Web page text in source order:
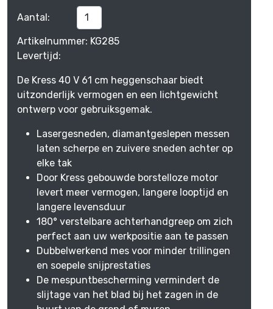
Aantal:
Artikelnummer: KG285
Levertijd:
De Kress 40 V 61 cm heggenschaar biedt
uitzonderlijk vermogen en een lichtgewicht
ontwerp voor gebruiksgemak.
Lasergesneden, diamantgeslepen messen
laten scherpe en zuivere sneden achter op
elke tak
Door Kress gebouwde borstelloze motor
levert meer vermogen, langere looptijd en
langere levensduur
180° verstelbare achterhandgreep om zich
perfect aan uw werkpositie aan te passen
Dubbelwerkend mes voor minder trillingen
en soepele snijprestaties
De mespuntbescherming vermindert de
slijtage van het blad bij het zagen in de